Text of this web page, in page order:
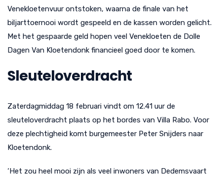
Venekloetenvuur ontstoken, waarna de finale van het
biljarttoernooi wordt gespeeld en de kassen worden gelicht.
Met het gespaarde geld hopen veel Venekloeten de Dolle
Dagen Van Kloetendonk financieel goed door te komen.
Sleuteloverdracht
Zaterdagmiddag 18 februari vindt om 12.41 uur de
sleuteloverdracht plaats op het bordes van Villa Rabo. Voor
deze plechtigheid komt burgemeester Peter Snijders naar
Kloetendonk.
‘Het zou heel mooi zijn als veel inwoners van Dedemsvaart